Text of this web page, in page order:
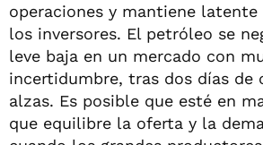
operaciones y mantiene
los inversores. El petróleo se
leve baja en un mercado con
incertidumbre, tras dos días de
alzas. Es posible que esté en
que equilibre la oferta y la